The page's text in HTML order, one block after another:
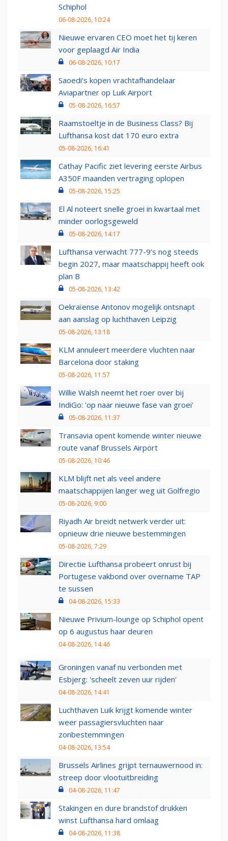
Schiphol
06-08-2026, 10:24
Nieuwe ervaren CEO moet het tij keren
voor geplaagd Air India
06-08-2026, 10:17
Saoedi’s kopen vrachtafhandelaar
Aviapartner op Luik Airport
05-08-2026, 16:57
Raamstoeltje in de Business Class? Bij
Lufthansa kost dat 170 euro extra
05-08-2026, 16:41
Cathay Pacific ziet levering eerste Airbus
A350F maanden vertraging oplopen
05-08-2026, 15:25
El Al noteert snelle groei in kwartaal met
minder oorlogsgeweld
05-08-2026, 14:17
Lufthansa verwacht 777-9’s nog steeds
begin 2027, maar maatschappij heeft ook
plan B
05-08-2026, 13:42
Oekraïense Antonov mogelijk ontsnapt
aan aanslag op luchthaven Leipzig
05-08-2026, 13:18
KLM annuleert meerdere vluchten naar
Barcelona door staking
05-08-2026, 11:57
Willie Walsh neemt het roer over bij
IndiGo: 'op naar nieuwe fase van groei'
05-08-2026, 11:37
Transavia opent komende winter nieuwe
route vanaf Brussels Airport
05-08-2026, 10:46
KLM blijft net als veel andere
maatschappijen langer weg uit Golfregio
05-08-2026, 9:00
Riyadh Air breidt netwerk verder uit:
opnieuw drie nieuwe bestemmingen
05-08-2026, 7:29
Directie Lufthansa probeert onrust bij
Portugese vakbond over overname TAP
te sussen
04-08-2026, 15:33
Nieuwe Privium-lounge op Schiphol opent
op 6 augustus haar deuren
04-08-2026, 14:46
Groningen vanaf nu verbonden met
Esbjerg: 'scheelt zeven uur rijden'
04-08-2026, 14:41
Luchthaven Luik krijgt komende winter
weer passagiersvluchten naar
zonbestemmingen
04-08-2026, 13:54
Brussels Airlines grijpt ternauwernood in:
streep door vlootuitbreiding
04-08-2026, 11:47
Stakingen en dure brandstof drukken
winst Lufthansa hard omlaag
04-08-2026, 11:38